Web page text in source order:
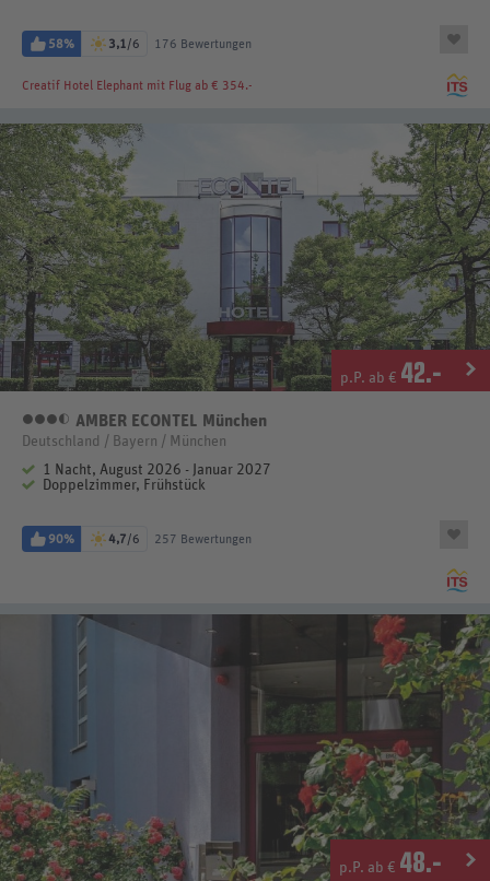
58% 3,1/6 176 Bewertungen
Creatif Hotel Elephant mit Flug ab € 354.-
p.P. ab € 42.-
3,5 Sterne
AMBER ECONTEL München
Deutschland / Bayern / München
1 Nacht, August 2026 - Januar 2027
Doppelzimmer, Frühstück
90% 4,7/6 257 Bewertungen
p.P. ab € 48.-